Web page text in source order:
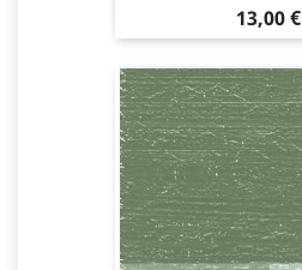
Pris
13,00 €